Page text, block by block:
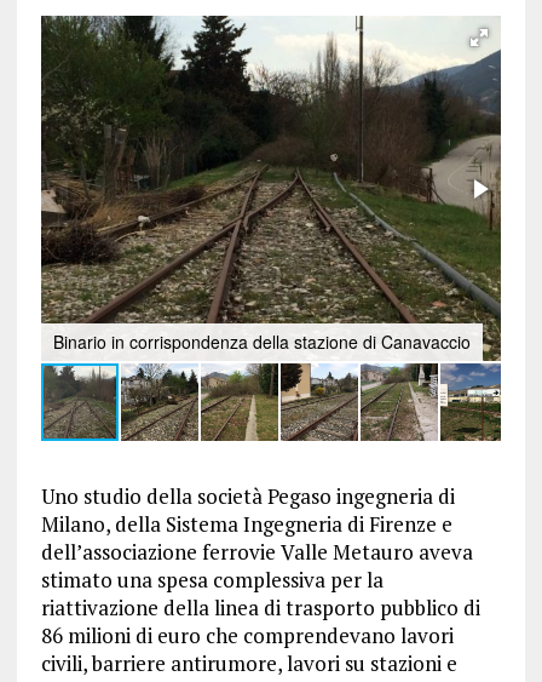
Binario in corrispondenza della stazione di Canavaccio
Uno studio della società Pegaso ingegneria di
Milano, della Sistema Ingegneria di Firenze e
dell’associazione ferrovie Valle Metauro aveva
stimato una spesa complessiva per la
riattivazione della linea di trasporto pubblico di
86 milioni di euro che comprendevano lavori
civili, barriere antirumore, lavori su stazioni e